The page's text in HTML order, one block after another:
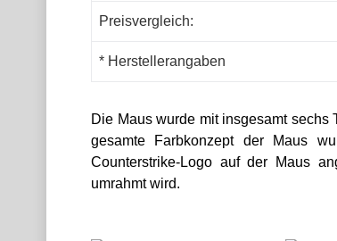
Preisvergleich:
* Herstellerangaben
Die Maus wurde mit insgesamt sechs
gesamte Farbkonzept der Maus
Counterstrike-Logo auf der Maus
umrahmt wird.